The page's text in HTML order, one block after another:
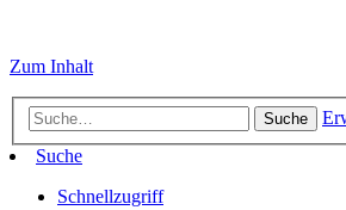
Zum Inhalt
Suche
Suche
Schnellzugriff